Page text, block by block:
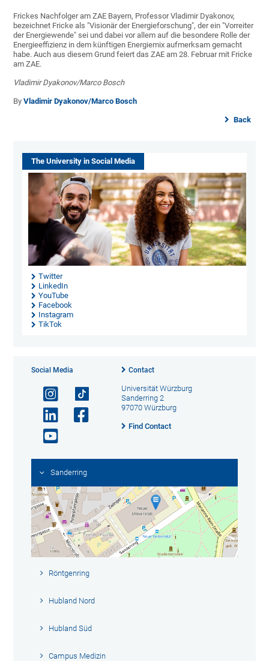
Frickes Nachfolger am ZAE Bayern, Professor Vladimir Dyakonov,
bezeichnet Fricke als "Visionär der Energieforschung", der ein "Vorreiter
der Energiewende" sei und dabei vor allem auf die besondere Rolle der
Energieeffizienz in dem künftigen Energiemix aufmerksam gemacht
habe. Auch aus diesem Grund feiert das ZAE am 28. Februar mit Fricke
am ZAE.
Vladimir Dyakonov/Marco Bosch
ByVladimir Dyakonov/Marco Bosch
Back
The University in Social Media
Twitter
LinkedIn
YouTube
Facebook
Instagram
TikTok
Social Media Contact
Universität Würzburg
Sanderring 2
97070 Würzburg
Find Contact
Sanderring
Röntgenring
Hubland Nord
Hubland Süd
Campus Medizin